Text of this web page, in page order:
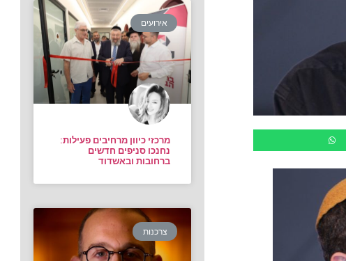
אירועים
מרכזי כיוון מרחיבים פעילות:
נחנכו סניפים חדשים
ברחובות ובאשדוד
צרכנות